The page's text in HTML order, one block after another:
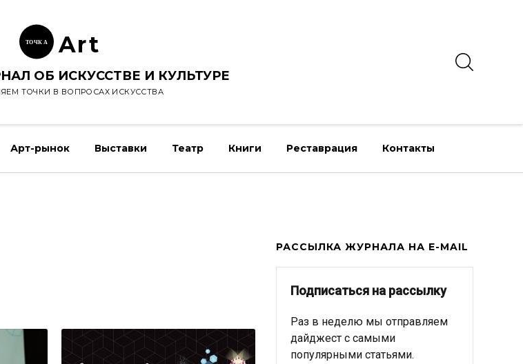
ТОЧК А Art
ОБ ИСКУССТВЕ И КУЛЬТУРЕ
ТОЧКИ В ВОПРОСАХ ИСКУССТВА
Арт-рынок Выставки Театр Книги Реставрация Контакты
РАССЫЛКА ЖУРНАЛА НА E-MAIL
Подписаться на рассылку
Раз в неделю мы отправляем
дайджест с самыми
популярными статьями.